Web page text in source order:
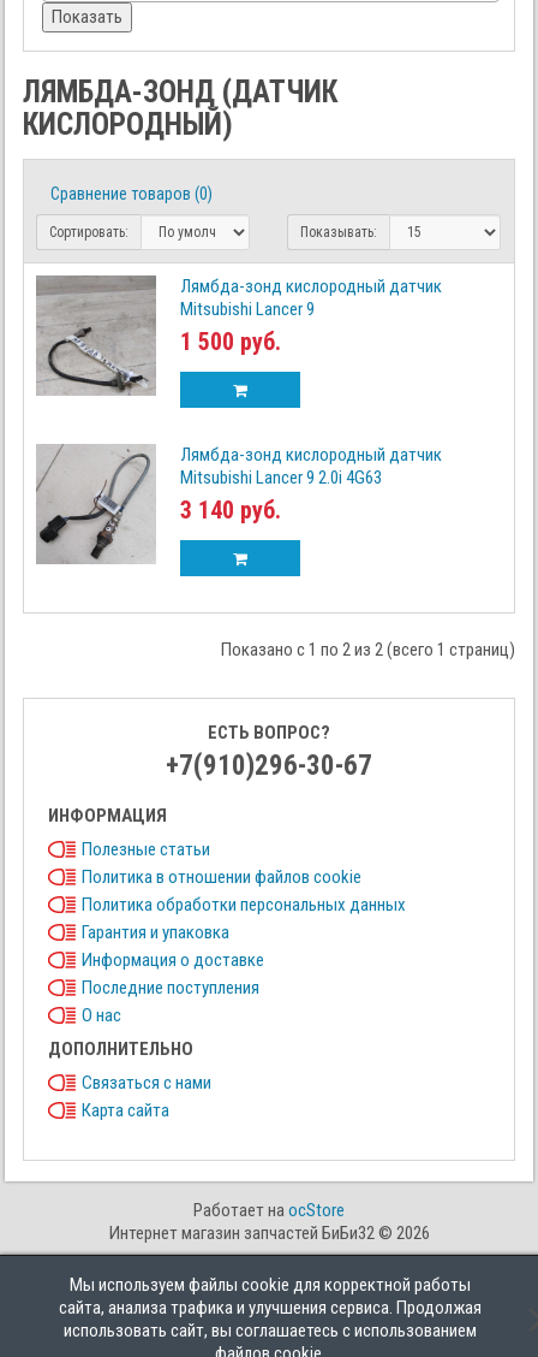
Мы используем файлы cookie для корректной работы
сайта, анализа трафика и улучшения сервиса. Продолжая
использовать сайт, вы соглашаетесь с использованием
Показать
ЛЯМБДА-ЗОНД (ДАТЧИК
КИСЛОРОДНЫЙ)
Сравнение товаров (0)
Сортировать: Показывать:
Лямбда-зонд кислородный датчик
Mitsubishi Lancer 9
1 500 руб.
Лямбда-зонд кислородный датчик
Mitsubishi Lancer 9 2.0i 4G63
3 140 руб.
Показано с 1 по 2 из 2 (всего 1 страниц)
ЕСТЬ ВОПРОС?
+7(910)296-30-67
ИНФОРМАЦИЯ
Полезные статьи
Политика в отношении файлов cookie
Политика обработки персональных данных
Гарантия и упаковка
Информация о доставке
Последние поступления
О нас
ДОПОЛНИТЕЛЬНО
Связаться с нами
Карта сайта
Работает наocStore
Интернет магазин запчастей БиБи32 © 2026